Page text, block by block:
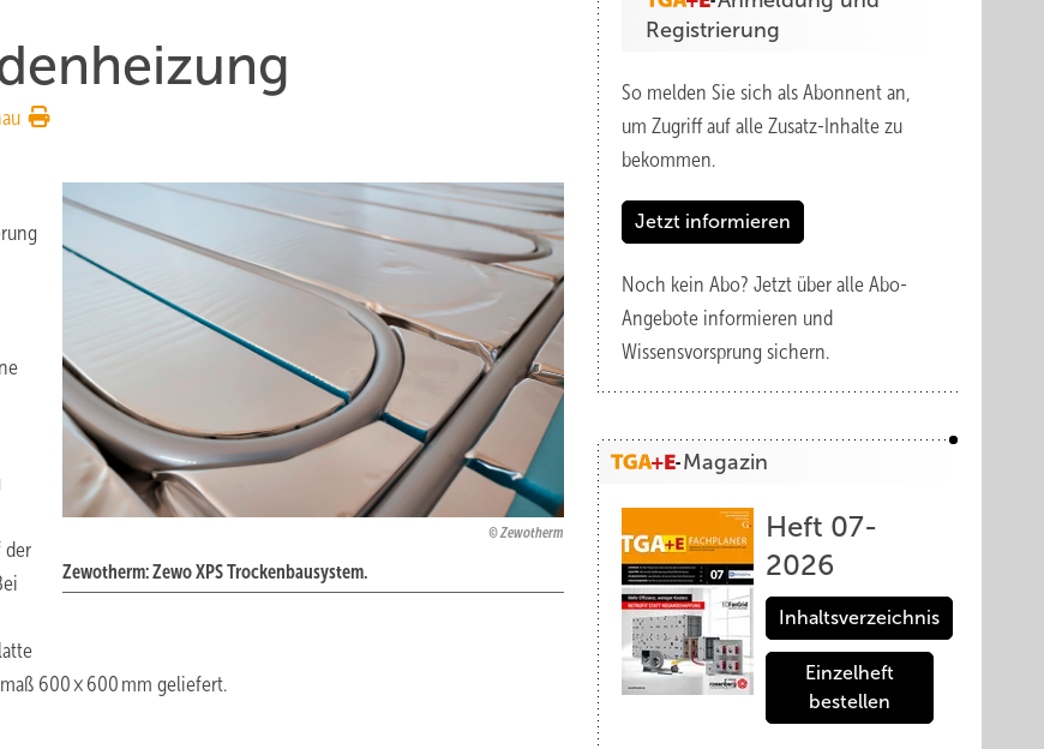
Zewotherm
Zewotherm: Zewo XPS Trockenbausystem.
der
600 × 600 mm geliefert.
Registrierung
So melden Sie sich als Abonnent an,
um Zugriff auf alle Zusatz-Inhalte zu
bekommen.
Jetzt informieren
Noch kein Abo? Jetzt über alle Abo-
Angebote informieren und
Wissensvorsprung sichern.
Magazin
Heft 07-
2026
Inhaltsverzeichnis
Einzelheft
bestellen